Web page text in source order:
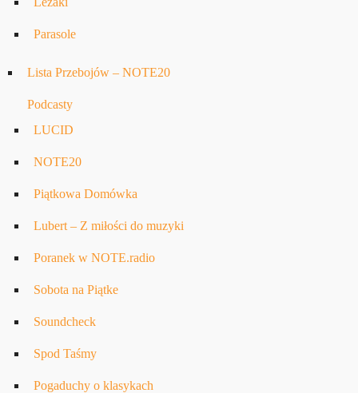
Parasole
Lista Przebojów – NOTE20
Podcasty
LUCID
NOTE20
Piątkowa Domówka
Lubert – Z miłości do muzyki
Poranek w NOTE.radio
Sobota na Piątke
Soundcheck
Spod Taśmy
Pogaduchy o klasykach